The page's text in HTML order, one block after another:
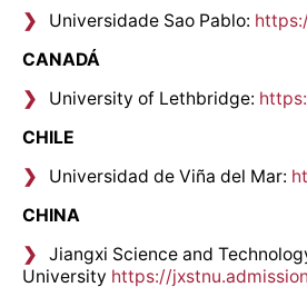
Universidade Sao Pablo:
CANADÁ
University of Lethbridge:
CHILE
Universidad de Viña del Mar:
CHINA
Jiangxi Science and
University https://